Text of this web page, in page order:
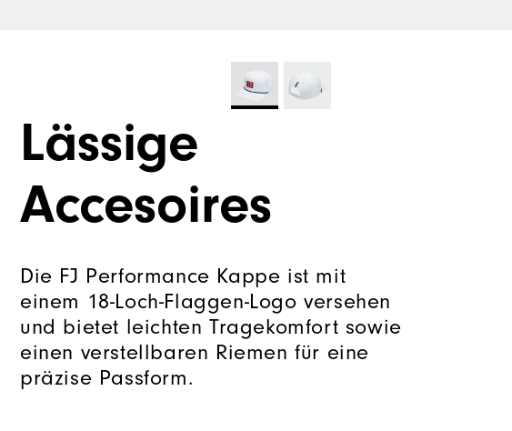
Lässige
Accesoires
Die FJ Performance Kappe ist mit
einem 18-Loch-Flaggen-Logo versehen
und bietet leichten Tragekomfort sowie
einen verstellbaren Riemen für eine
präzise Passform.